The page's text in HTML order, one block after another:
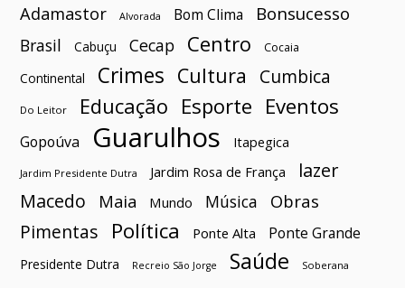
Adamastor Alvorada Bom Clima Bonsucesso
Brasil Cabuçu Cecap Centro Cocaia
Continental Crimes Cultura Cumbica
Do Leitor Educação Esporte Eventos
Gopoúva Guarulhos Itapegica
Jardim Presidente Dutra Jardim Rosa de França
lazer
Macedo
Maia Mundo Música Obras
Pimentas Política Ponte Alta Ponte Grande
Presidente Dutra Recreio São Jorge Saúde Soberana